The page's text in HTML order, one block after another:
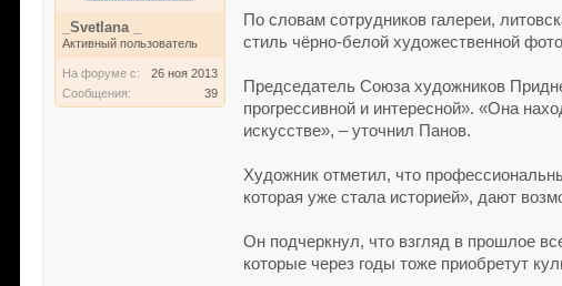
_Svetlana _
Активный пользователь
На форуме с:
26 ноя 2013
Сообщения:
39
По словам сотрудников галереи,
стиль чёрно-белой художественной
Председатель Союза художников
прогрессивной и интересной». «Она
искусстве», – уточнил Панов.
Художник отметил, что
которая уже стала историей», дают
Он подчеркнул, что взгляд в прошлое
которые через годы тоже приобретут